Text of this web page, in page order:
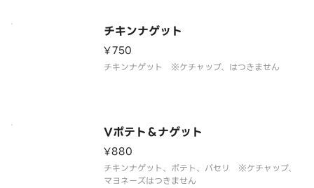
チキンナゲット
¥750
チキンナゲット ※ケチャップ、はつきません
Vポテト＆ナゲット
¥880
チキンナゲット、ポテト、パセリ ※ケチャップ、
マヨネーズはつきません